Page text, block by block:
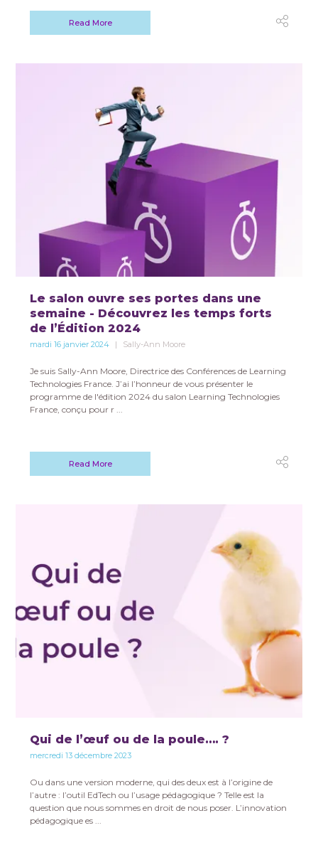
Read More
Le salon ouvre ses portes dans une
semaine - Découvrez les temps forts
de l’Édition 2024
mardi 16 janvier 2024 Sally-Ann Moore
Je suis Sally-Ann Moore, Directrice des Conférences de Learning
Technologies France. J’ai l’honneur de vous présenter le
programme de l'édition 2024 du salon Learning Technologies
France, conçu pour r ...
Read More
Qui de l’œuf ou de la poule…. ?
mercredi 13 décembre 2023
Ou dans une version moderne, qui des deux est à l’origine de
l’autre : l’outil EdTech ou l’usage pédagogique ? Telle est la
question que nous sommes en droit de nous poser. L’innovation
pédagogique es ...